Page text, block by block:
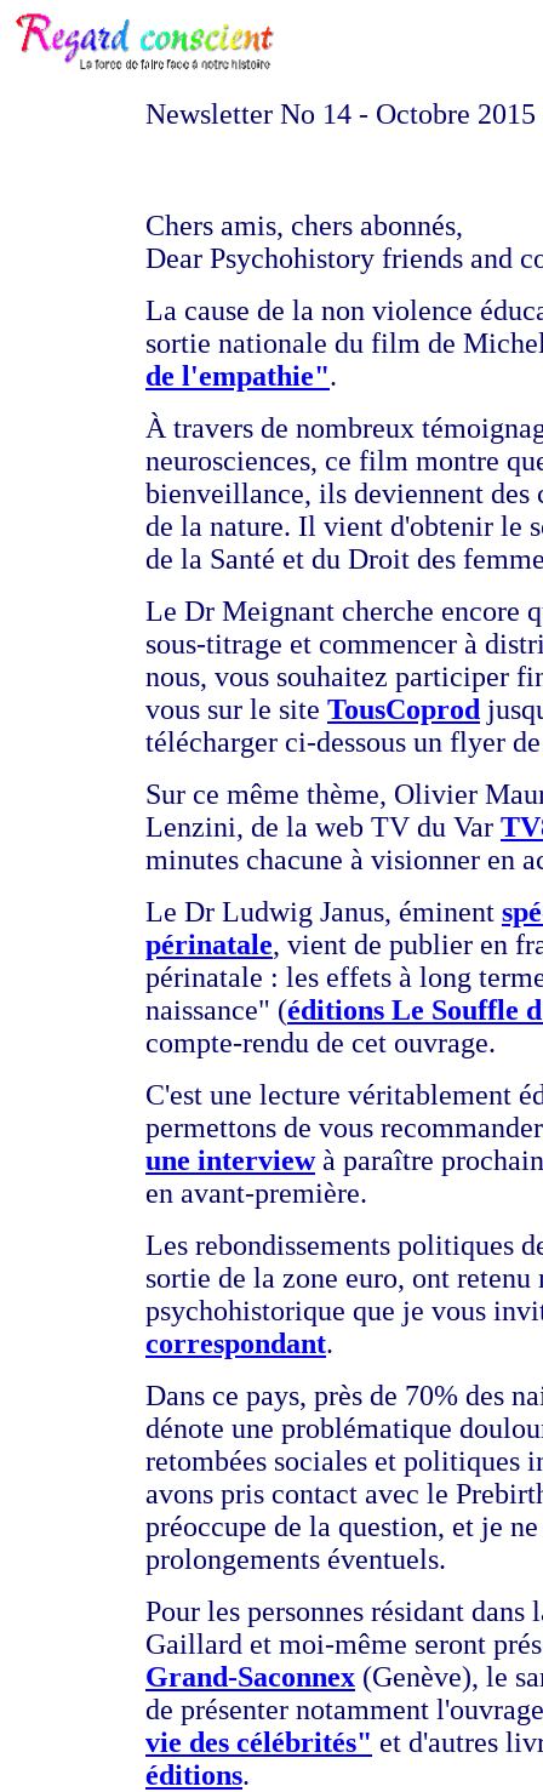
Newsletter No 14 - Octobre 2015
Chers amis, chers abonnés,
Dear Psychohistory friends and
La cause de la non violence
sortie nationale du film de
de l'empathie".
À travers de nombreux
neurosciences, ce film montre
bienveillance, ils deviennent des
de la nature. Il vient d'obtenir le
de la Santé et du Droit des
Le Dr Meignant cherche encore
sous-titrage et commencer à
nous, vous souhaitez participer
vous sur le site TousCoprod
télécharger ci-dessous un flyer
Sur ce même thème, Olivier
Lenzini, de la web TV du Var
minutes chacune à visionner en
Le Dr Ludwig Janus, éminent
périnatale, vient de publier en
périnatale : les effets à long
naissance" (éditions Le Souffle
compte-rendu de cet ouvrage.
C'est une lecture véritablement
permettons de vous
une interviewà paraître
en avant-première.
Les rebondissements politiques
sortie de la zone euro, ont
psychohistorique que je vous
correspondant.
Dans ce pays, près de 70% des
dénote une problématique
retombées sociales et politiques
avons pris contact avec le
préoccupe de la question, et je
prolongements éventuels.
Pour les personnes résidant
Gaillard et moi-même seront
Grand-Saconnex (Genève), le
de présenter notamment
vie des célébrités" et d'autres
éditions.